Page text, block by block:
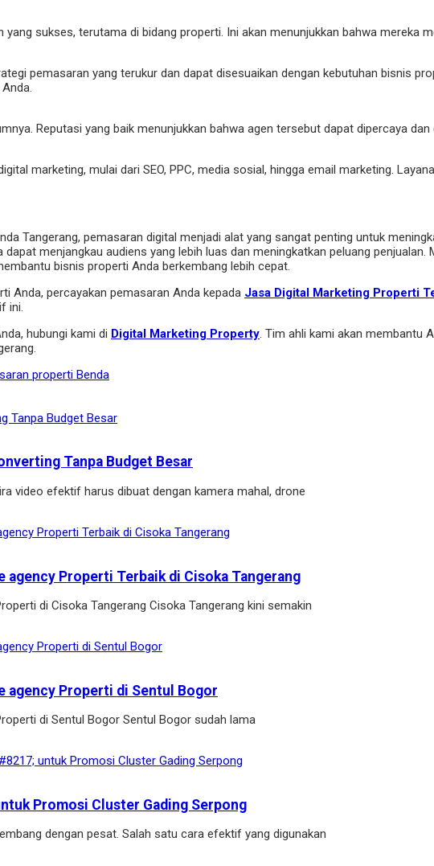
sukses, terutama di bidang properti. Ini akan menunjukkan bahwa mereka
pemasaran yang terukur dan dapat disesuaikan dengan kebutuhan bisnis
Reputasi yang baik menunjukkan bahwa agen tersebut dapat dipercaya
marketing, mulai dari SEO, PPC, media sosial, hingga email marketing.
Tangerang, pemasaran digital menjadi alat yang sangat penting untuk
menjangkau audiens yang lebih luas dan meningkatkan peluang penjualan.
bisnis properti Anda berkembang lebih cepat.
Anda, percayakan pemasaran Anda kepada Jasa Digital Marketing Properti
ini.
hubungi kami di Digital Marketing Property. Tim ahli kami akan membantu
properti Benda
Tanpa Budget Besar
video efektif harus dibuat dengan kamera mahal, drone
Properti Terbaik di Cisoka Tangerang
di Cisoka Tangerang Cisoka Tangerang kini semakin
agency Properti di Sentul Bogor
di Sentul Bogor Sentul Bogor sudah lama
Promosi Cluster Gading Serpong
dengan pesat. Salah satu cara efektif yang digunakan